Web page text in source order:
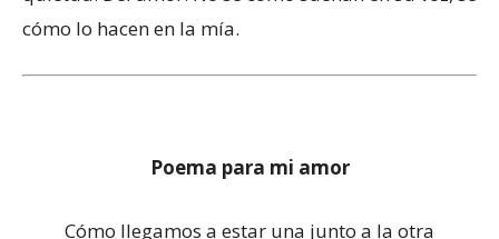
cómo lo hacen en la mía.
Poema para mi amor
Cómo llegamos a estar una junto a la otra